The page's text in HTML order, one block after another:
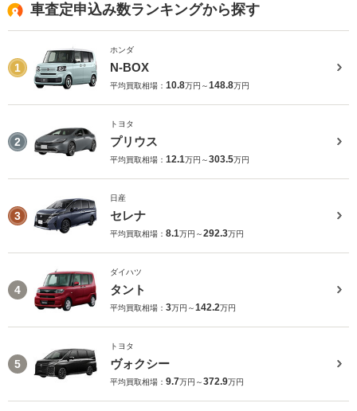
車査定申込み数ランキングから探す
1
ホンダ
N-BOX
平均買取相場： 10.8万円～148.8万円
2
トヨタ
プリウス
平均買取相場： 12.1万円～303.5万円
3
日産
セレナ
平均買取相場： 8.1万円～292.3万円
4
ダイハツ
タント
平均買取相場： 3万円～142.2万円
5
トヨタ
ヴォクシー
平均買取相場： 9.7万円～372.9万円